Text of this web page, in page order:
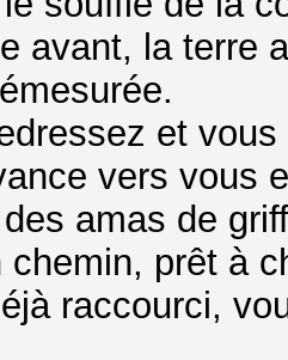
avant, la terre
et
vers
amas de
chemin, prêt à
raccourci,